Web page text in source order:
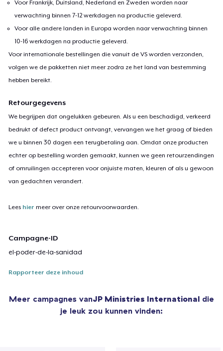
Voor Frankrijk, Duitsland, Nederland en Zweden worden naar
verwachting binnen 7-12 werkdagen na productie geleverd.
Voor alle andere landen in Europa worden naar verwachting binnen
10-16 werkdagen na productie geleverd.
Voor internationale bestellingen die vanuit de VS worden verzonden,
volgen we de pakketten niet meer zodra ze het land van bestemming
hebben bereikt.
Retourgegevens
We begrijpen dat ongelukken gebeuren. Als u een beschadigd, verkeerd
bedrukt of defect product ontvangt, vervangen we het graag of bieden
we u binnen 30 dagen een terugbetaling aan. Omdat onze producten
echter op bestelling worden gemaakt, kunnen we geen retourzendingen
of omruilingen accepteren voor onjuiste maten, kleuren of als u gewoon
van gedachten verandert.
Lees hier meer over onze retourvoorwaarden.
Campagne-ID
el-poder-de-la-sanidad
Rapporteer deze inhoud
Meer campagnes vanJP Ministries International die
je leuk zou kunnen vinden: